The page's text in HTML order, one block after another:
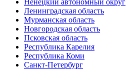
Ненецкий автономный округ
Ленинградская область
Мурманская область
Новгородская область
Псковская область
Республика Карелия
Республика Коми
Санкт-Петербург